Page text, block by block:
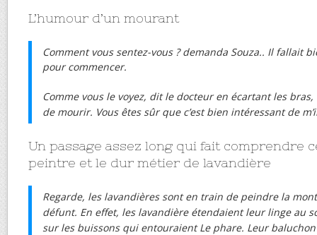
L’humour d’un mourant
Comment vous sentez-vous ? demanda Souza.. Il fallait
pour commencer.
Comme vous le voyez, dit le docteur en écartant les
de mourir. Vous êtes sûr que c’est bien intéressant de
Un passage assez long qui fait comprendre
peintre et le dur métier de lavandière
Regarde, les lavandières sont en train de peindre la
défunt. En effet, les lavandière étendaient leur linge au
sur les buissons qui entouraient Le phare. Leur